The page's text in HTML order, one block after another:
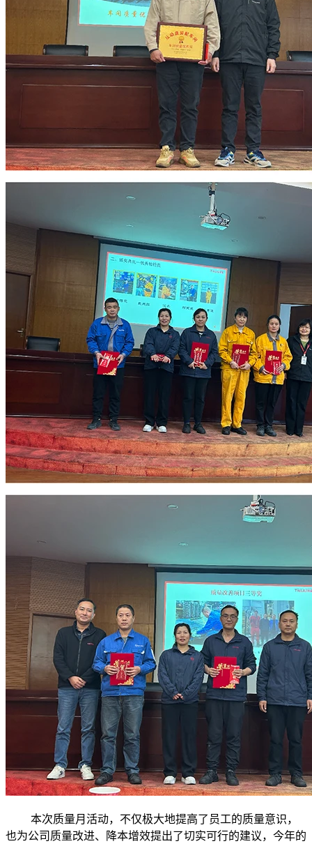
本次质量月活动，不仅极大地提高了员工的质量意识，
也为公司质量改进、降本增效提出了切实可行的建议，今年的